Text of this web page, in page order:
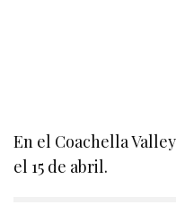
En el Coachella
el 15 de abril.